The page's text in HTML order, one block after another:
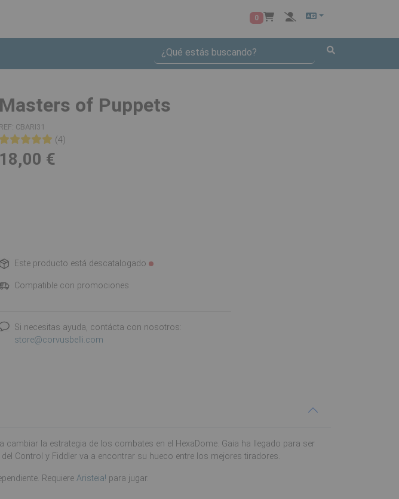
0
Masters of Puppets
REF: CBARI31
(4)
18,00 €
Este producto está descatalogado
Compatible con promociones
Si necesitas ayuda, contácta con nosotros:
store@corvusbelli.com
cambiar la estrategia de los combates en el HexaDome. Gaia ha llegado para ser
del Control y Fiddler va a encontrar su hueco entre los mejores tiradores.
Requiere Aristeia! para jugar.